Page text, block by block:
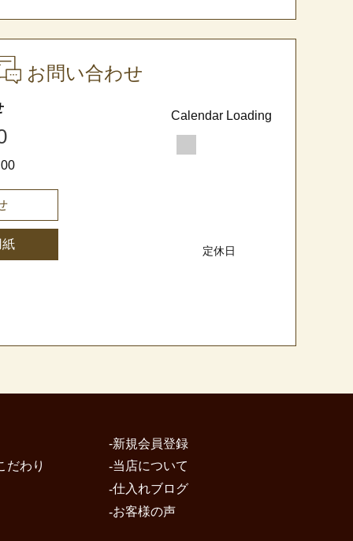
お問い合わせ
Calendar Loading
だわり
新規会員登録
当店について
仕入れブログ
お客様の声